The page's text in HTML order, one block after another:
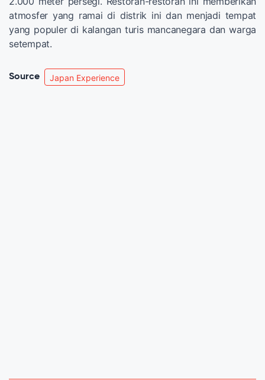
atmosfer yang ramai di distrik ini dan menjadi tempat
yang populer di kalangan turis mancanegara dan warga
setempat.
Source Japan Experience